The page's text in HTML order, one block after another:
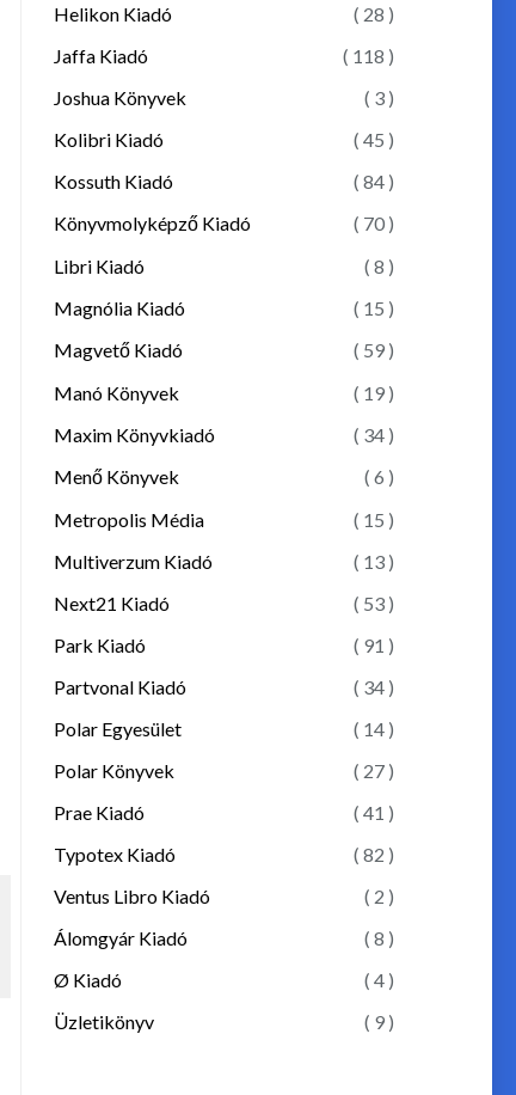
Helikon Kiadó
( 28 )
Jaffa Kiadó
( 118 )
Joshua Könyvek
( 3 )
Kolibri Kiadó
( 45 )
Kossuth Kiadó
( 84 )
Könyvmolyképző Kiadó
( 70 )
Libri Kiadó
( 8 )
Magnólia Kiadó
( 15 )
Magvető Kiadó
( 59 )
Manó Könyvek
( 19 )
Maxim Könyvkiadó
( 34 )
Menő Könyvek
( 6 )
Metropolis Média
( 15 )
Multiverzum Kiadó
( 13 )
Next21 Kiadó
( 53 )
Park Kiadó
( 91 )
Partvonal Kiadó
( 34 )
Polar Egyesület
( 14 )
Polar Könyvek
( 27 )
Prae Kiadó
( 41 )
Typotex Kiadó
( 82 )
Ventus Libro Kiadó
( 2 )
Álomgyár Kiadó
( 8 )
Ø Kiadó
( 4 )
Üzletikönyv
( 9 )